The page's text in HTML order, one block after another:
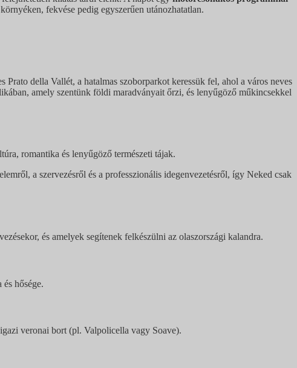
fekvése pedig egyszerűen utánozhatatlan.
Prato della Vallét, a hatalmas szoborparkot keressük fel, ahol a város neves
amely szentünk földi maradványait őrzi, és lenyűgöző műkincsekkel
romantika és lenyűgöző természeti tájak.
a szervezésről és a professzionális idegenvezetésről, így Neked csak
és amelyek segítenek felkészülni az olaszországi kalandra.
hősége.
veronai bort (pl. Valpolicella vagy Soave).